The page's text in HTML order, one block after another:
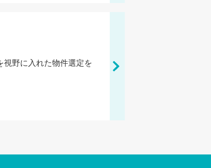
視野に入れた物件選定を